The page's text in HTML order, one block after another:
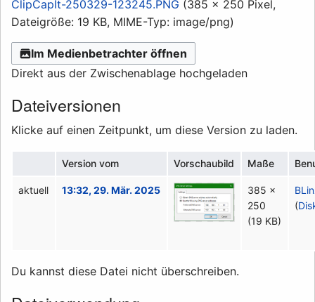
ClipCapIt-250329-123245.PNG (385 × 250 Pixel,
Dateigröße: 19 KB, MIME-Typ: image/png)
Im Medienbetrachter öffnen
Direkt aus der Zwischenablage hochgeladen
Dateiversionen
Klicke auf einen Zeitpunkt, um diese Version zu laden.
Version vom Vorschaubild Maße
aktuell 13:32, 29. Mär. 2025
385 ×
250
(19 KB)
(
Du kannst diese Datei nicht überschreiben.